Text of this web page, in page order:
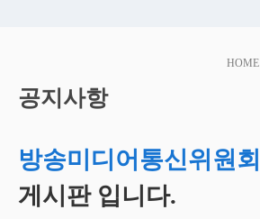
HOME
시
작
공지사항
방송미디어통신위원회
게시판 입니다.